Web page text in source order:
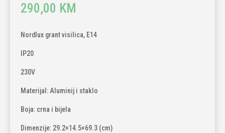
290,00 KM
Nordlux grant visilica, E14
IP20
230V
Materijal: Aluminij i staklo
Boja: crna i bijela
Dimenzije: 29.2×14.5×69.3 (cm)